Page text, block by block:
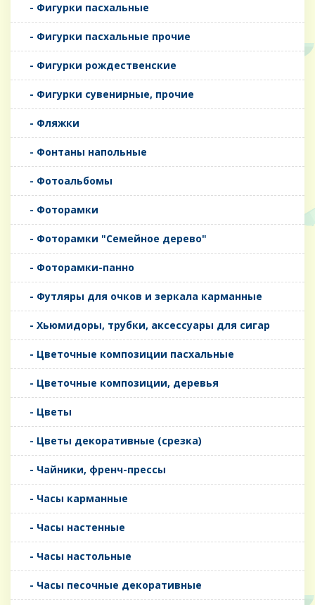
- Фигурки пасхальные
- Фигурки пасхальные прочие
- Фигурки рождественские
- Фигурки сувенирные, прочие
- Фляжки
- Фонтаны напольные
- Фотоальбомы
- Фоторамки
- Фоторамки "Семейное дерево"
- Фоторамки-панно
- Футляры для очков и зеркала карманные
- Хьюмидоры, трубки, аксессуары для сигар
- Цветочные композиции пасхальные
- Цветочные композиции, деревья
- Цветы
- Цветы декоративные (срезка)
- Чайники, френч-прессы
- Часы карманные
- Часы настенные
- Часы настольные
- Часы песочные декоративные